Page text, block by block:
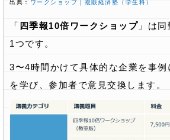
出典： ワークショップ｜複眼経済塾（学生科）
「 四季報10倍ワークショップ 」は
1つです。
3〜4時間かけて具体的な企業を事
を学び、参加者で意見交換します。